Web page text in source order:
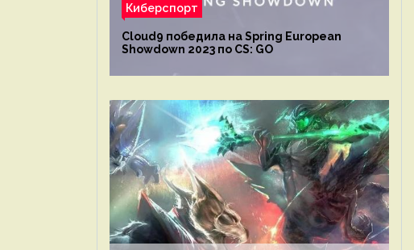
Киберспорт
Cloud9 победила на Spring European
Showdown 2023 по CS: GO